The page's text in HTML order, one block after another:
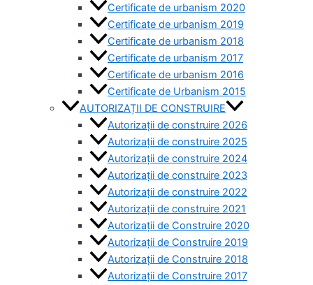
Certificate de urbanism 2020
Certificate de urbanism 2019
Certificate de urbanism 2018
Certificate de urbanism 2017
Certificate de urbanism 2016
Certificate de Urbanism 2015
AUTORIZAȚII DE CONSTRUIRE
Autorizații de construire 2026
Autorizații de construire 2025
Autorizații de construire 2024
Autorizații de construire 2023
Autorizații de construire 2022
Autorizații de construire 2021
Autorizații de Construire 2020
Autorizații de Construire 2019
Autorizaţii de Construire 2018
Autorizaţii de Construire 2017